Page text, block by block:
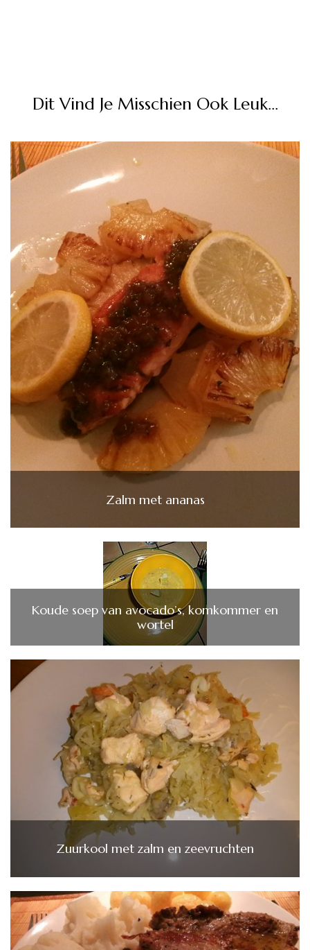
Dit Vind Je Misschien Ook Leuk...
Zalm met ananas
Koude soep van avocado’s, komkommer en
wortel
Zuurkool met zalm en zeevruchten